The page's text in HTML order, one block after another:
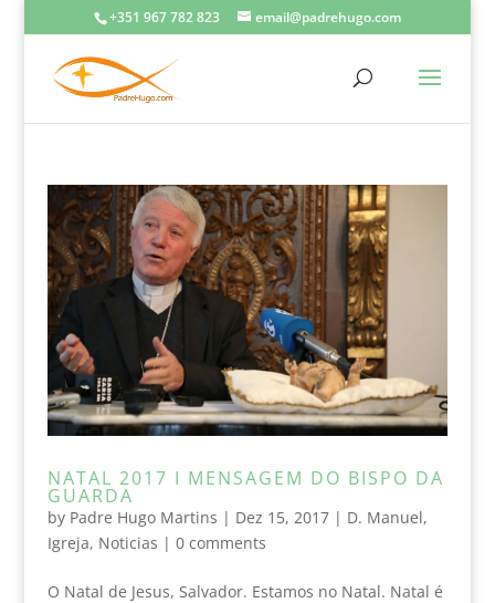
+351 967 782 823 email@padrehugo.com
NATAL 2017 I MENSAGEM DO BISPO DA
GUARDA
by Padre Hugo Martins | Dez 15, 2017| D. Manuel,
Igreja, Noticias | 0 comments
O Natal de Jesus, Salvador. Estamos no Natal. Natal é